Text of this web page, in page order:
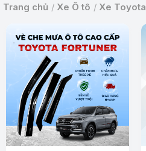
Trang chủ / Xe Ô tô / Xe Toyota